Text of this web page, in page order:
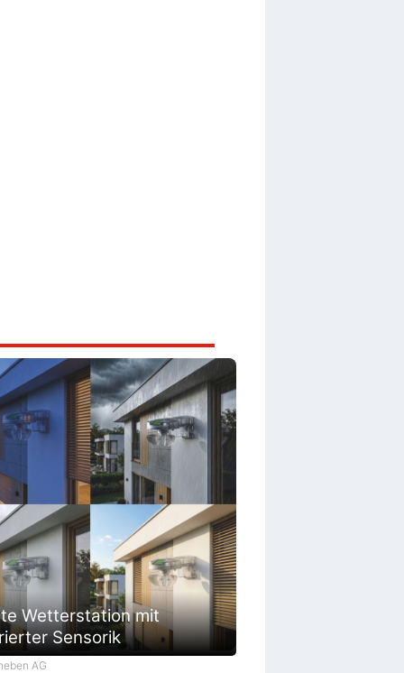
Wetterstation mit
Sensorik
AG